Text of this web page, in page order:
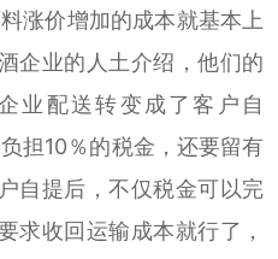
涨价增加的成本就基本上
企业的人土介绍，他们的
业配送转变成了客户自
担10％的税金，还要留有
自提后，不仅税金可以完
求收回运输成本就行了，